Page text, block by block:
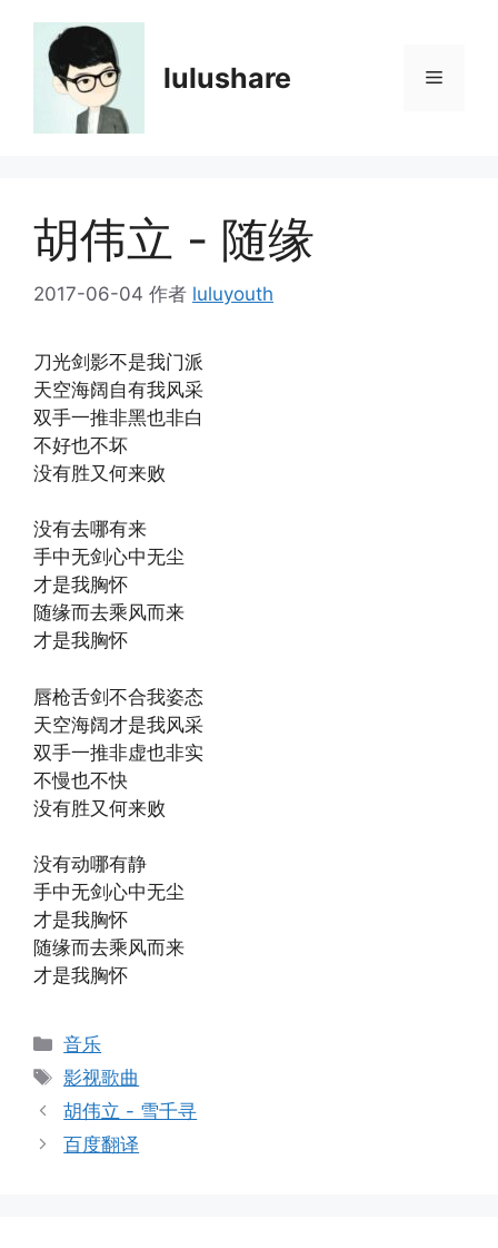
lulushare 菜
胡伟立 - 随缘
2017-06-04 作者 luluyouth
刀光剑影不是我门派
天空海阔自有我风采
双手一推非黑也非白
不好也不坏
没有胜又何来败
没有去哪有来
手中无剑心中无尘
才是我胸怀
随缘而去乘风而来
才是我胸怀
唇枪舌剑不合我姿态
天空海阔才是我风采
双手一推非虚也非实
不慢也不快
没有胜又何来败
没有动哪有静
手中无剑心中无尘
才是我胸怀
随缘而去乘风而来
才是我胸怀
分
类
音乐
标
签
影视歌曲
胡伟立 - 雪千寻
百度翻译